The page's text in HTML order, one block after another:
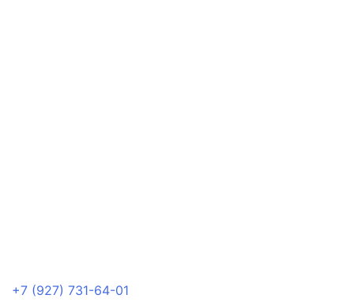
+7 (927) 731-64-01